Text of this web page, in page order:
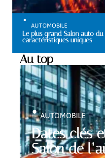
AUTOMOBILE
Le plus grand Salon auto
caractéristiques uniques
Au top
Dates clés
Salon de
AUTOMOBILE